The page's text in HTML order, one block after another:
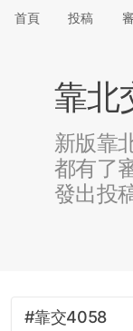
首頁 投稿
靠北
新版靠
都有了
發出投
#靠交4058